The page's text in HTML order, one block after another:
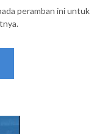
peramban ini untuk